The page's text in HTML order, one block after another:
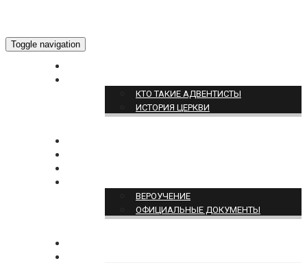
Toggle navigation
КТО ТАКИЕ АДВЕНТИСТЫ
ИСТОРИЯ ЦЕРКВИ
ВЕРОУЧЕНИЕ
ОФИЦИАЛЬНЫЕ ДОКУМЕНТЫ